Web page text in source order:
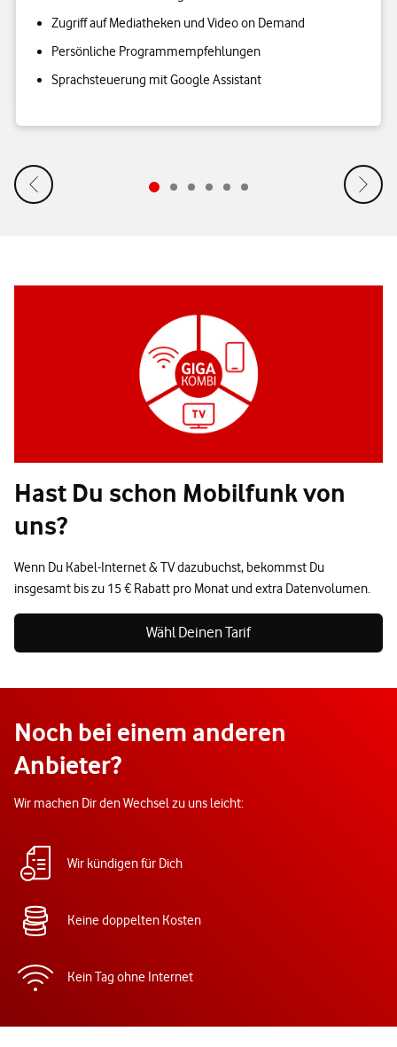
Zugriff auf Mediatheken und Video on Demand
Persönliche Programmempfehlungen
Sprachsteuerung mit Google Assistant
Hast Du schon Mobilfunk von
uns?
Wenn Du Kabel-Internet & TV dazubuchst, bekommst Du
insgesamt bis zu 15 € Rabatt pro Monat und extra Datenvolumen.
Wähl Deinen Tarif
Noch bei einem anderen
Anbieter?
Wir machen Dir den Wechsel zu uns leicht:
Wir kündigen für Dich
Keine doppelten Kosten
Kein Tag ohne Internet